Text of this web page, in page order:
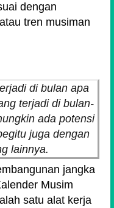
dengan
tren musiman
di bulan apa
terjadi di bulan-
ada potensi
juga dengan
lainnya.
jangka
Musim
satu alat kerja